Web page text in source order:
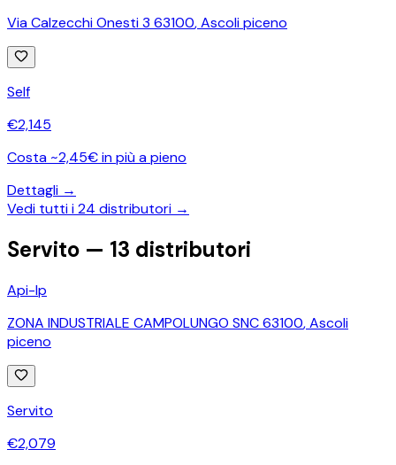
Via Calzecchi Onesti 3 63100,Ascoli piceno
Self
€2,145
Costa ~2,45€ in più a pieno
Dettagli →
Vedi tutti i24 distributori →
Servito — 13 distributori
Api-Ip
ZONA INDUSTRIALE CAMPOLUNGO SNC 63100,Ascoli
piceno
Servito
€2,079